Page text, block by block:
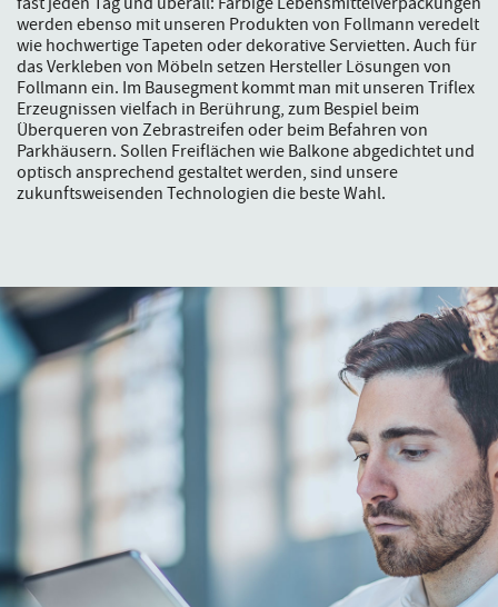
werden ebenso mit unseren Produkten von Follmann veredelt
wie hochwertige Tapeten oder dekorative Servietten. Auch für
das Verkleben von Möbeln setzen Hersteller Lösungen von
Follmann ein. Im Bausegment kommt man mit unseren Triflex
Erzeugnissen vielfach in Berührung, zum Bespiel beim
Überqueren von Zebrastreifen oder beim Befahren von
Parkhäusern. Sollen Freiflächen wie Balkone abgedichtet und
optisch ansprechend gestaltet werden, sind unsere
zukunftsweisenden Technologien die beste Wahl.